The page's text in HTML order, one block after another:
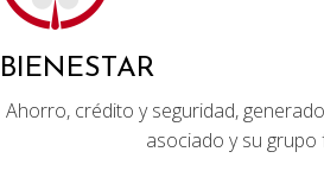
BIENESTAR
Ahorro, crédito y seguridad,
asociado y su grupo